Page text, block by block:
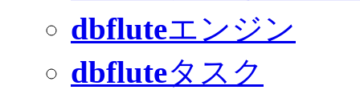
dbfluteエンジン
dbfluteタスク